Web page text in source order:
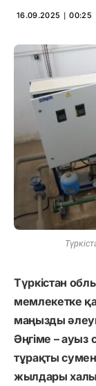
16.09.2025 ∣ 00:25
Түркістан
мемлекетке
маңызды
Әңгіме – ауыз
тұрақты
жылдары